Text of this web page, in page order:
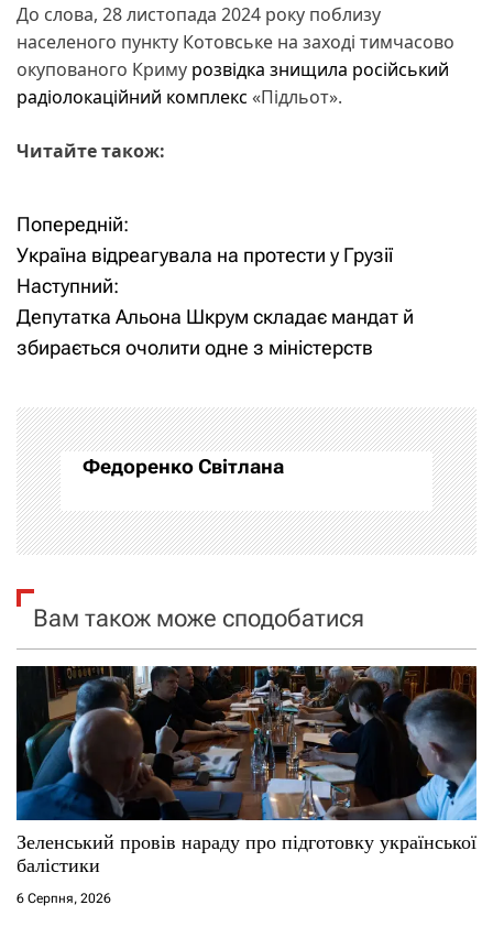
До слова, 28 листопада 2024 року поблизу
населеного пункту Котовське на заході тимчасово
окупованого Криму розвідка знищила російський
радіолокаційний комплекс «Підльот».
Читайте також:
Н
а
в
г
а
ц
і
я
з
п
и
с
і
Попередній:
Україна відреагувала на протести у Грузії
Наступний:
Депутатка Альона Шкрум складає мандат й
збирається очолити одне з міністерств
Федоренко Світлана
Вам також може сподобатися
Зеленський провів нараду про підготовку української
балістики
6 Серпня, 2026